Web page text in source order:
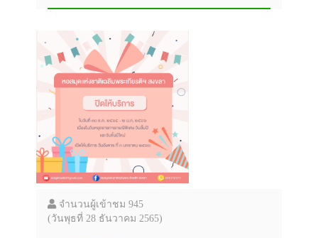
จำนวนผู้เข้าชม 945
(วันพุธที่ 28 ธันวาคม 2565)